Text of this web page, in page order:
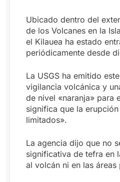
Ubicado dentro del
de los Volcanes en la
el Kilauea ha estado
periódicamente desde
La USGS ha emitido
vigilancia volcánica y
de nivel «naranja» para
significa que la
limitados».
La agencia dijo que no
significativa de tefra en
al volcán ni en las